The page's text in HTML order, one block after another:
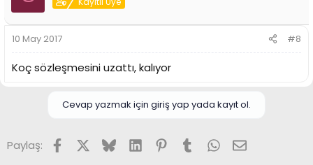
10 May 2017 #8
Koç sözleşmesini uzattı, kalıyor
Cevap yazmak için giriş yap yada kayıt ol.
Paylaş: FacebookX (Twitter)
BlueskyLinkedInPinterest
TumblrWhatsApp
E-posta